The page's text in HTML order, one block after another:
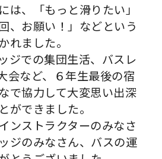
は、「もっと滑りたい」
、お願い！」などという
れました。
ジでの集団生活、バスレ
会など、６年生最後の宿
で協力して大変思い出深
ができました。
ンストラクターのみなさ
ジのみなさん、バスの運